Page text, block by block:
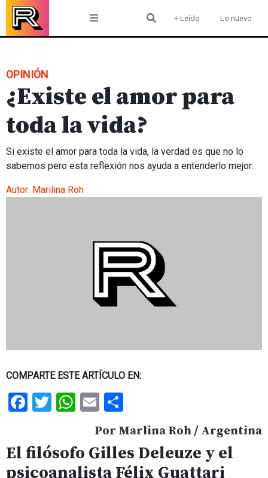
Skip
content
+ Leído Lo nuevo
OPINIÓN
¿Existe el amor para
toda la vida?
Si existe el amor para toda la vida, la verdad es que no lo
sabemos pero esta reflexión nos ayuda a entenderlo mejor:
Autor: Marilina Roh
COMPARTE ESTE ARTÍCULO EN:
Facebook
Twitter
WhatsApp
Email
Por Marlina Roh / Argentina
El filósofo Gilles Deleuze y el
psicoanalista Félix Guattari